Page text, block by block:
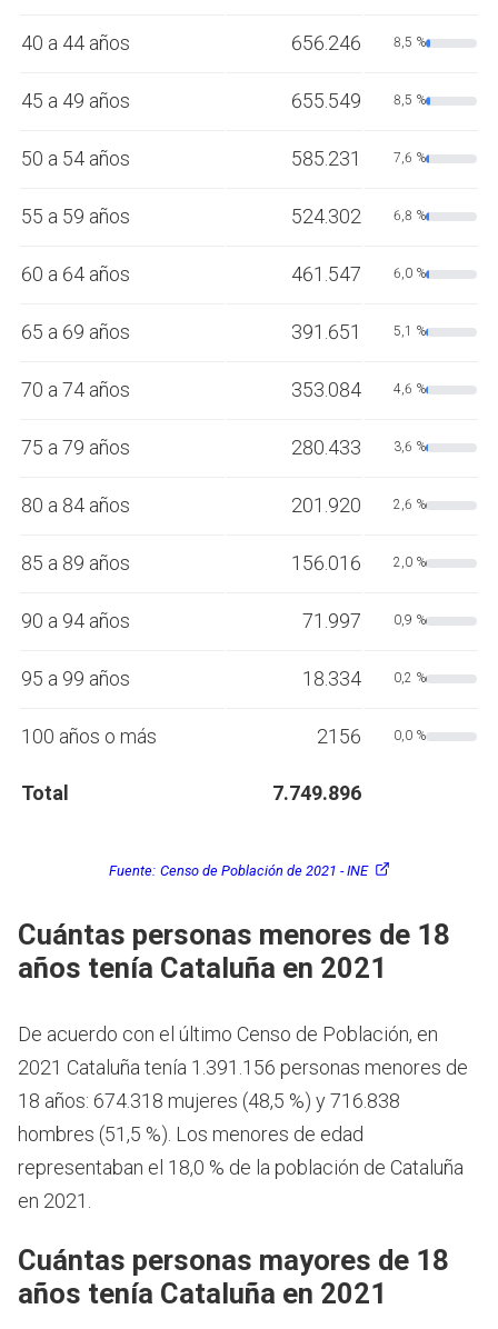
40 a 44 años 656.246 8,5 %
45 a 49 años 655.549 8,5 %
50 a 54 años 585.231 7,6 %
55 a 59 años 524.302 6,8 %
60 a 64 años 461.547 6,0 %
65 a 69 años 391.651 5,1 %
70 a 74 años 353.084 4,6 %
75 a 79 años 280.433 3,6 %
80 a 84 años 201.920 2,6 %
85 a 89 años 156.016 2,0 %
90 a 94 años 71.997 0,9 %
95 a 99 años 18.334 0,2 %
100 años o más 2156 0,0 %
Total 7.749.896
Fuente: Censo de Población de 2021 - INE
Cuántas personas menores de 18
años tenía Cataluña en 2021
De acuerdo con el último Censo de Población, en
2021 Cataluña tenía 1.391.156 personas menores de
18 años: 674.318 mujeres (48,5 %) y 716.838
hombres (51,5 %). Los menores de edad
representaban el 18,0 % de la población de Cataluña
en 2021.
Cuántas personas mayores de 18
años tenía Cataluña en 2021